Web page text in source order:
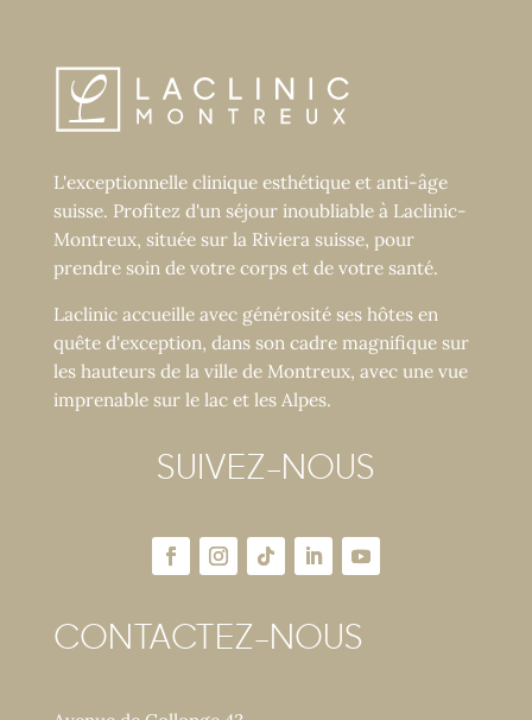
L'exceptionnelle clinique esthétique et anti-âge
suisse. Profitez d'un séjour inoubliable à Laclinic-
Montreux, située sur la Riviera suisse, pour
prendre soin de votre corps et de votre santé.
Laclinic accueille avec générosité ses hôtes en
quête d'exception, dans son cadre magnifique sur
les hauteurs de la ville de Montreux, avec une vue
imprenable sur le lac et les Alpes.
SUIVEZ-NOUS
CONTACTEZ-NOUS